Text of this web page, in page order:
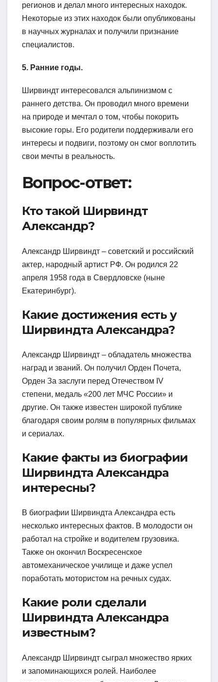
регионов и делал много интересных находок.
Некоторые из этих находок были опубликованы
в научных журналах и получили признание
специалистов.
5. Ранние годы.
Ширвиндт интересовался альпинизмом с
раннего детства. Он проводил много времени
на природе и мечтал о том, чтобы покорить
высокие горы. Его родители поддерживали его
интересы и подвиги, поэтому он смог воплотить
свои мечты в реальность.
Вопрос-ответ:
Кто такой Ширвиндт
Александр?
Александр Ширвиндт – советский и российский
актер, народный артист РФ. Он родился 22
апреля 1958 года в Свердловске (ныне
Екатеринбург).
Какие достижения есть у
Ширвиндта Александра?
Александр Ширвиндт – обладатель множества
наград и званий. Он получил Орден Почета,
Орден За заслуги перед Отечеством IV
степени, медаль «200 лет МЧС России» и
другие. Он также известен широкой публике
благодаря своим ролям в популярных фильмах
и сериалах.
Какие факты из биографии
Ширвиндта Александра
интересны?
В биографии Ширвиндта Александра есть
несколько интересных фактов. В молодости он
работал на стройке и водителем грузовика.
Также он окончил Воскресенское
автомеханическое училище и даже успел
поработать мотористом на речных судах.
Какие роли сделали
Ширвиндта Александра
известным?
Александр Ширвиндт сыграл множество ярких
и запоминающихся ролей. Наиболее